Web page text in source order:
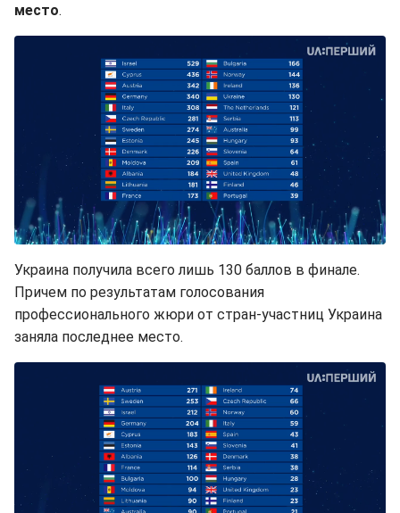
место.
Украина получила всего лишь 130 баллов в финале.
Причем по результатам голосования
профессионального жюри от стран-участниц Украина
заняла последнее место.